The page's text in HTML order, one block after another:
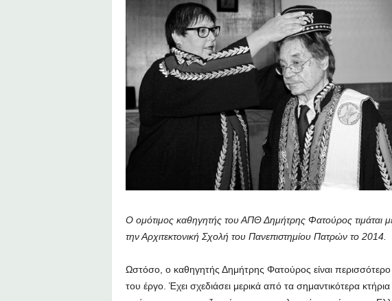
Ο ομότιμος καθηγητής του ΑΠΘ Δημήτρης Φατούρος τιμάται με
την Αρχιτεκτονική Σχολή του Πανεπιστημίου Πατρών το 2014.
Ωστόσο, ο καθηγητής Δημήτρης Φατούρος είναι περισσότερο
του έργο. Έχει σχεδιάσει μερικά από τα σημαντικότερα